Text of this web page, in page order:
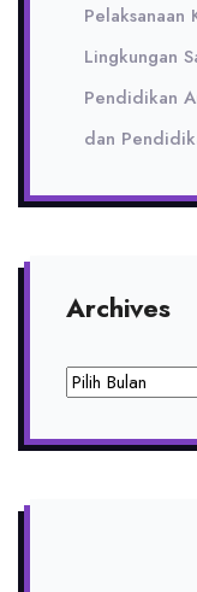
Pelaksanaan
Lingkungan
Pendidikan
dan
Archives
Archives